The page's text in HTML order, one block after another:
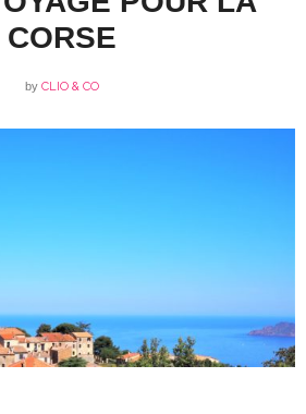
CORSE
by CLIO & CO